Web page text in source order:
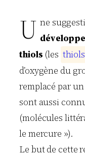
U ne
thiols (les thiols
d’oxygène du
remplacé par
sont aussi
(molécules
le mercure »).
Le but de cette